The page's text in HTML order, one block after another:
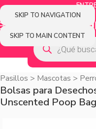
SKIP TO NAVIGATION
SKIP TO MAIN CONTENT
Pasillos > Mascotas >
Bolsas para
Unscented Poop